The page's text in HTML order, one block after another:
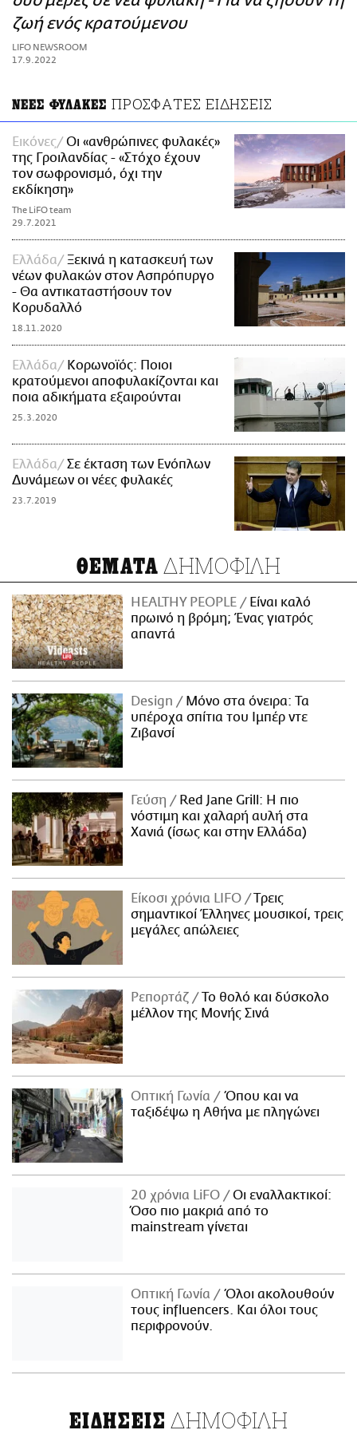
ΑΜΠΑ
PRINT
ζωή ενός κρατούμενου
LIFO NEWSROOM
17.9.2022
ΝΕΕΣ ΦΥΛΑΚΕΣ ΠΡΟΣΦΑΤΕΣ ΕΙΔΗΣΕΙΣ
Εικόνες
Οι «ανθρώπινες φυλακές»
της Γροιλανδίας - «Στόχο έχουν
τον σωφρονισμό, όχι την
εκδίκηση»
The LiFO team
29.7.2021
Ελλάδα
Ξεκινά η κατασκευή των
νέων φυλακών στον Ασπρόπυργο
- Θα αντικαταστήσoυν τον
Κορυδαλλό
18.11.2020
Ελλάδα
Κορωνοϊός: Ποιοι
κρατούμενοι αποφυλακίζονται και
ποια αδικήματα εξαιρούνται
25.3.2020
Ελλάδα
Σε έκταση των Ενόπλων
Δυνάμεων οι νέες φυλακές
23.7.2019
ΘΕΜΑΤΑ ΔΗΜΟΦΙΛΗ
HEALTHY PEOPLE
Είναι καλό
πρωινό η βρόμη; Ένας γιατρός
απαντά
Design
Μόνο στα όνειρα: Τα
υπέροχα σπίτια του Ιμπέρ ντε
Ζιβανσί
Γεύση
Red Jane Grill: Η πιο
νόστιμη και χαλαρή αυλή στα
Χανιά (ίσως και στην Ελλάδα)
Είκοσι χρόνια LIFO
Tρεις
σημαντικοί Έλληνες μουσικοί, τρεις
μεγάλες απώλειες
Ρεπορτάζ
Το θολό και δύσκολο
μέλλον της Μονής Σινά
Οπτική Γωνία
Όπου και να
ταξιδέψω η Αθήνα με πληγώνει
20 χρόνια LiFO
Οι εναλλακτικοί:
Όσο πιο μακριά από το
mainstream γίνεται
Οπτική Γωνία
Όλοι ακολουθούν
τους influencers. Και όλοι τους
περιφρονούν.
ΕΙΔΗΣΕΙΣ ΔΗΜΟΦΙΛΗ